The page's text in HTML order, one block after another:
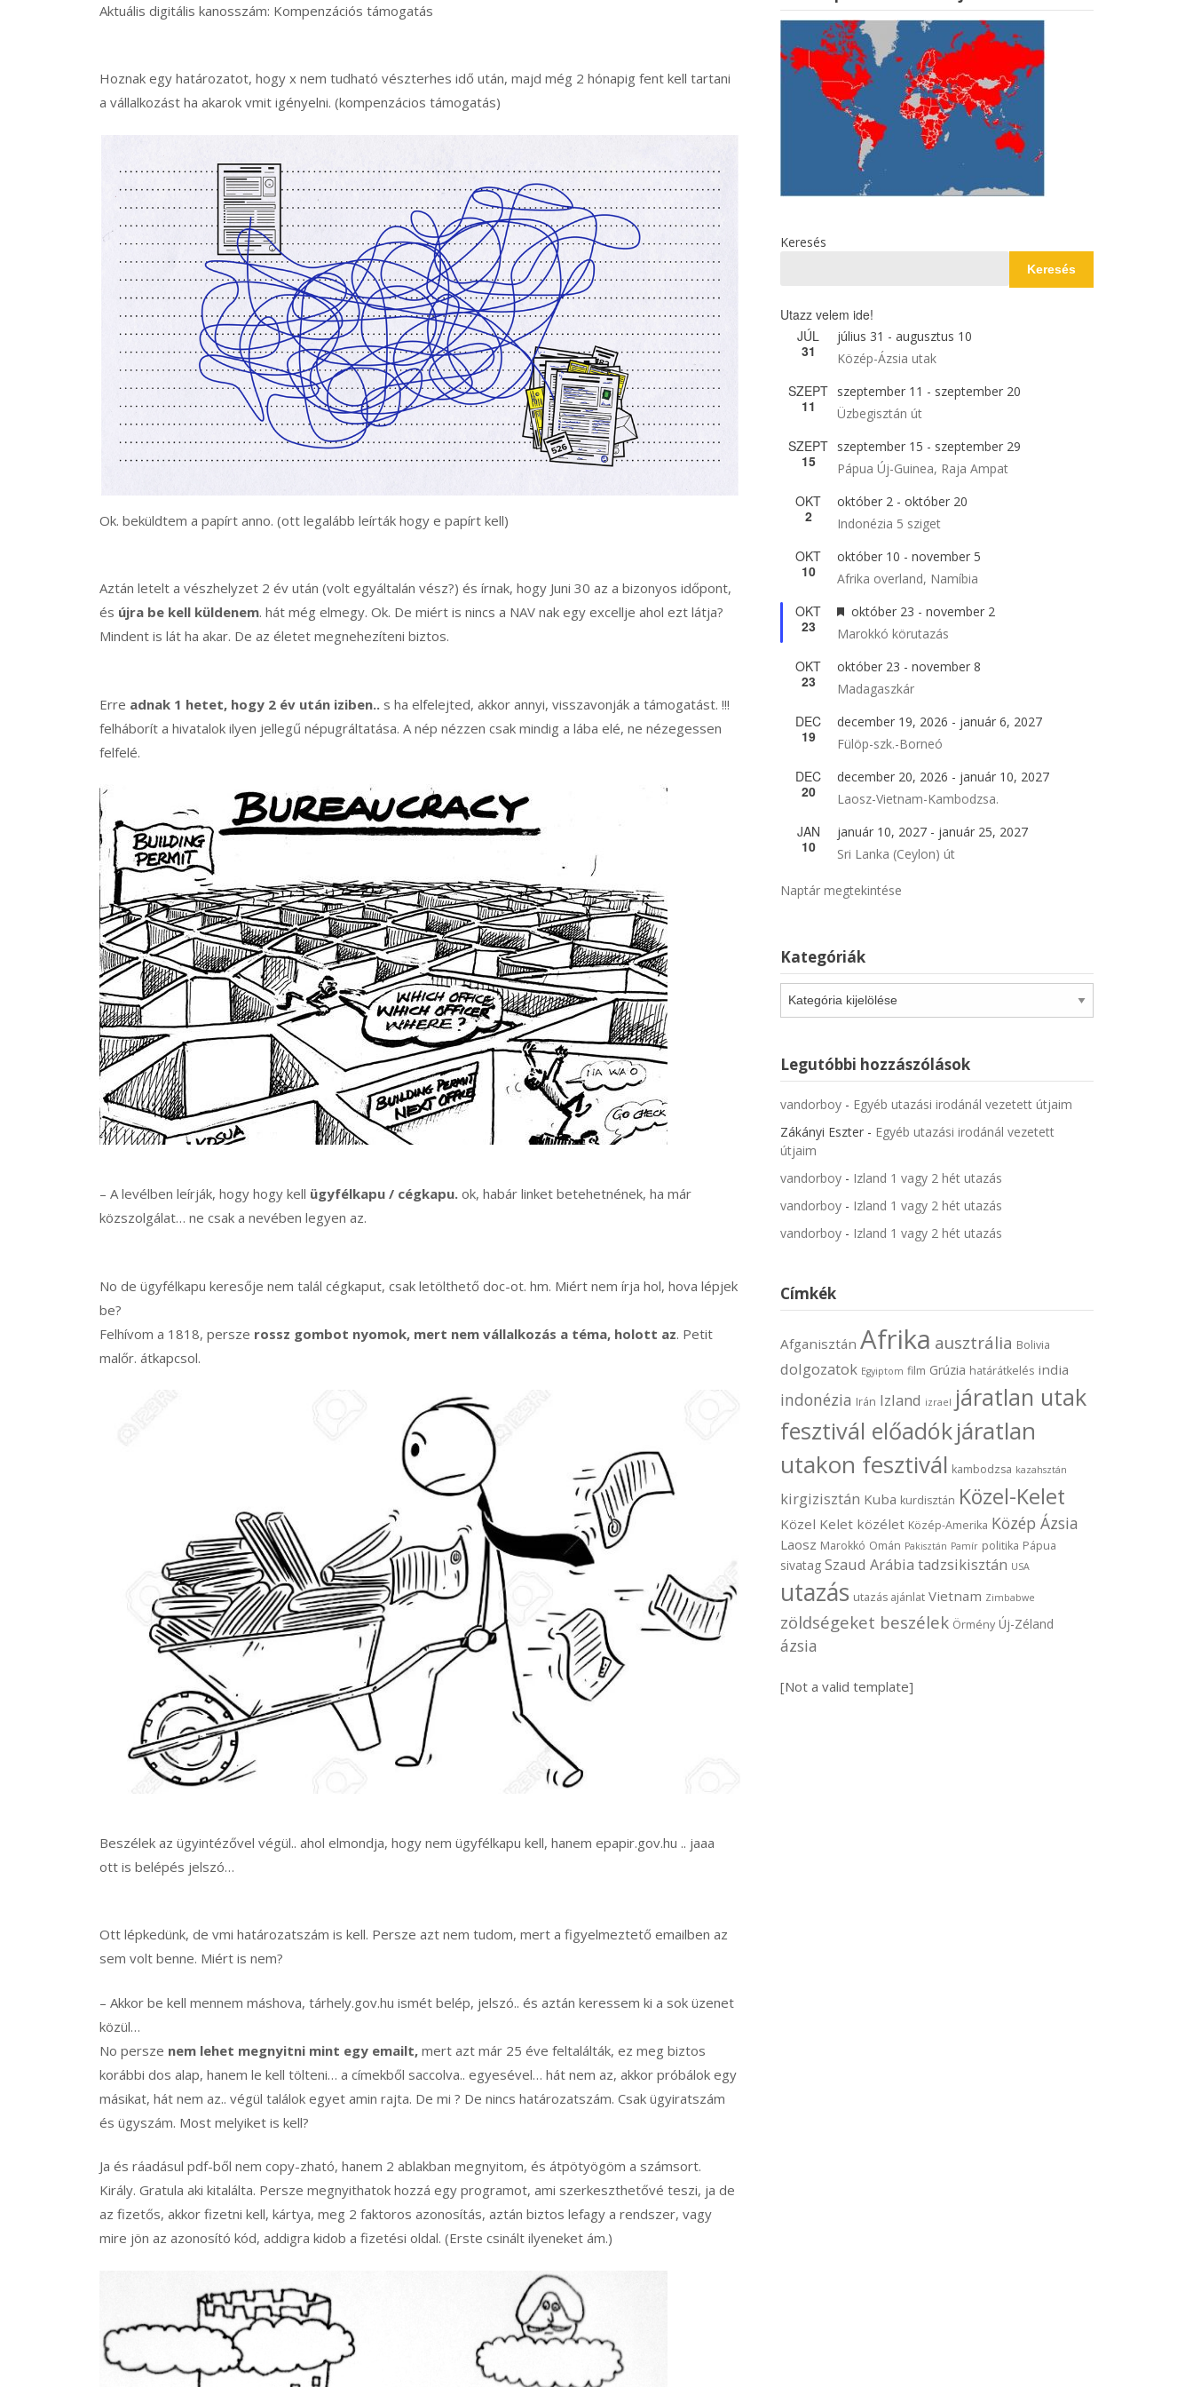
Aktuális digitális kanosszám: Kompenzációs támogatás
Hoznak egy határozatot, hogy x nem tudható vészterhes idő után, majd még 2 hónapig fent kell tartani
a vállalkozást ha akarok vmit igényelni. (kompenzácios támogatás)
Ok. beküldtem a papírt anno. (ott legalább leírták hogy e papírt kell)
Aztán letelt a vészhelyzet 2 év után (volt egyáltalán vész?) és írnak, hogy Juni 30 az a bizonyos időpont,
és újra be kell küldenem. hát még elmegy. Ok. De miért is nincs a NAV nak egy excellje ahol ezt látja?
Mindent is lát ha akar. De az életet megnehezíteni biztos.
Erre adnak 1 hetet, hogy 2 év után iziben.. s ha elfelejted, akkor annyi, visszavonják a támogatást. !!!
felháborít a hivatalok ilyen jellegű népugráltatása. A nép nézzen csak mindig a lába elé, ne nézegessen
felfelé.
– A levélben leírják, hogy hogy kell ügyfélkapu / cégkapu. ok, habár linket betehetnének, ha már
közszolgálat… ne csak a nevében legyen az.
No de ügyfélkapu keresője nem talál cégkaput, csak letölthető doc-ot. hm. Miért nem írja hol, hova lépjek
be?
Felhívom a 1818, persze rossz gombot nyomok, mert nem vállalkozás a téma, holott az. Petit
malőr. átkapcsol.
Beszélek az ügyintézővel végül.. ahol elmondja, hogy nem ügyfélkapu kell, hanem epapir.gov.hu .. jaaa
ott is belépés jelszó…
Ott lépkedünk, de vmi határozatszám is kell. Persze azt nem tudom, mert a figyelmeztető emailben az
sem volt benne. Miért is nem?
– Akkor be kell mennem máshova, tárhely.gov.hu ismét belép, jelszó.. és aztán keressem ki a sok üzenet
közül…
No persze nem lehet megnyitni mint egy emailt, mert azt már 25 éve feltalálták, ez meg biztos
korábbi dos alap, hanem le kell tölteni… a címekből saccolva.. egyesével… hát nem az, akkor próbálok egy
másikat, hát nem az.. végül találok egyet amin rajta. De mi ? De nincs határozatszám. Csak ügyiratszám
és ügyszám. Most melyiket is kell?
Ja és ráadásul pdf-ből nem copy-zható, hanem 2 ablakban megnyitom, és átpötyögöm a számsort.
Király. Gratula aki kitalálta. Persze megnyithatok hozzá egy programot, ami szerkeszthetővé teszi, ja de
az fizetős, akkor fizetni kell, kártya, meg 2 faktoros azonosítás, aztán biztos lefagy a rendszer, vagy
mire jön az azonosító kód, addigra kidob a fizetési oldal. (Erste csinált ilyeneket ám.)
Keresés
Keresés
Utazz velem ide!
JÚL
31
július 31 - augusztus 10
Közép-Ázsia utak
SZEPT
11
szeptember 11 - szeptember 20
Üzbegisztán út
SZEPT
15
szeptember 15 - szeptember 29
Pápua Új-Guinea, Raja Ampat
OKT
2
október 2 - október 20
Indonézia 5 sziget
OKT
10
október 10 - november 5
Afrika overland, Namíbia
OKT
23
Kiemelt
október 23 - november 2
Marokkó körutazás
OKT
23
október 23 - november 8
Madagaszkár
DEC
19
december 19, 2026 - január 6, 2027
Fülöp-szk.-Borneó
DEC
20
december 20, 2026 - január 10, 2027
Laosz-Vietnam-Kambodzsa.
JAN
10
január 10, 2027- január 25, 2027
Sri Lanka (Ceylon) út
Naptár megtekintése
Kategóriák
Legutóbbi hozzászólások
vandorboy- Egyéb utazási irodánál vezetett útjaim
Zákányi Eszter- Egyéb utazási irodánál vezetett
útjaim
vandorboy- Izland 1 vagy 2 hét utazás
vandorboy- Izland 1 vagy 2 hét utazás
vandorboy- Izland 1 vagy 2 hét utazás
Címkék
Afganisztán Afrika ausztrália Bolivia
dolgozatok Egyiptom film Grúzia határátkelés india
indonézia Irán Izland izrael járatlan utak
fesztivál előadókjáratlan
utakon fesztivál kambodzsa kazahsztán
kirgizisztán Kuba kurdisztán Közel-Kelet
Közel Kelet közélet Közép-Amerika Közép Ázsia
Laosz Marokkó Omán Pakisztán Pamír politika Pápua
sivatag Szaud Arábia tadzsikisztán USA
utazás utazás ajánlat Vietnam Zimbabwe
zöldségeket beszélek Örmény Új-Zéland
ázsia
[Not a valid template]